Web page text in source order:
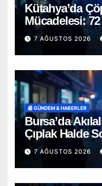
Kütahya’da
Mücadelesi:
D. Mucizevi
7 AĞUSTOS 2026
📰 GÜNDEM & HABERLER
Bursa’da
Çıplak Halde
Terör Estirdi!
7 AĞUSTOS 2026